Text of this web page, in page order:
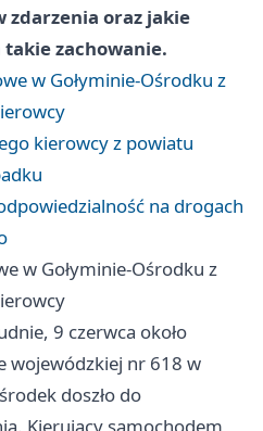
zdarzenia oraz jakie
zachowanie.
w Gołyminie-Ośrodku z
kierowcy z powiatu
na drogach
w Gołyminie-Ośrodku z
9 czerwca około
wojewódzkiej nr 618 w
doszło do